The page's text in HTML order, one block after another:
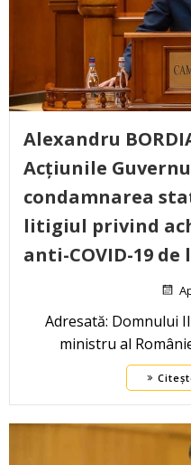
Alexandru
Acțiunile
condamnarea
litigiul privind
anti-COVID-19
Adresată: Domnului
ministru al